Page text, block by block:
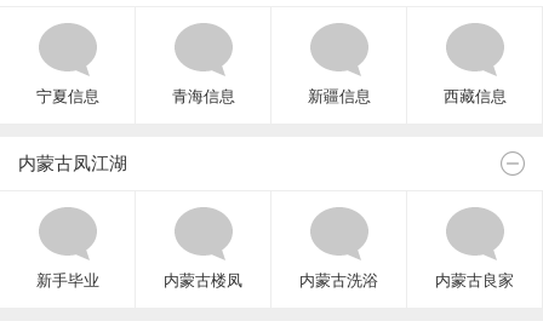
宁夏信息 青海信息 新疆信息 西藏信息
内蒙古凤江湖
新手毕业 内蒙古楼凤 内蒙古洗浴 内蒙古良家